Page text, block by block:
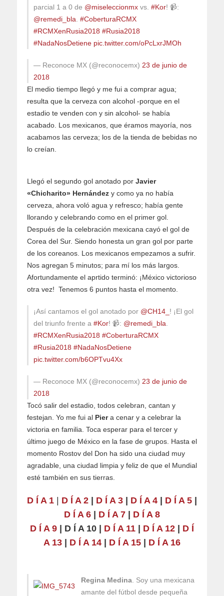
parcial 1 a 0 de @miseleccionmx vs. #Kor! 📹:
@remedi_bla #CoberturaRCMX
#RCMXenRusia2018 #Rusia2018
#NadaNosDetiene pic.twitter.com/oPcLxrJMOh
— Reconoce MX (@reconocemx) 23 de junio de
2018
El medio tiempo llegó y me fui a comprar agua;
resulta que la cerveza con alcohol -porque en el
estadio te venden con y sin alcohol- se había
acabado. Los mexicanos, que éramos mayoría, nos
acabamos las cerveza; los de la tienda de bebidas no
lo creían.
Llegó el segundo gol anotado por Javier
«Chicharito» Hernández y como ya no había
cerveza, ahora voló agua y refresco; había gente
llorando y celebrando como en el primer gol.
Después de la celebración mexicana cayó el gol de
Corea del Sur. Siendo honesta un gran gol por parte
de los coreanos. Los mexicanos empezamos a sufrir.
Nos agregan 5 minutos; para mí los más largos.
Afortundamente el aprtido terminó: ¡México victorioso
otra vez! Tenemos 6 puntos hasta el momento.
¡Así cantamos el gol anotado por @CH14_ ! ¡El gol
del triunfo frente a #Kor! 📹: @remedi_bla
#RCMXenRusia2018 #CoberturaRCMX
#Rusia2018 #NadaNosDetiene
pic.twitter.com/b6OPTvu4Xx
— Reconoce MX (@reconocemx) 23 de junio de
2018
Tocó salir del estadio, todos celebran, cantan y
festejan. Yo me fui al Piera cenar y a celebrar la
victoria en familia. Toca esperar para el tercer y
último juego de México en la fase de grupos. Hasta el
momento Rostov del Don ha sido una ciudad muy
agradable, una ciudad limpia y feliz de que el Mundial
esté también en sus tierras.
D Í A 1 D Í A 2 D Í A 3 D Í A 4 D Í A 5
D Í A 6
D Í A 7
D Í A 8
D Í A 9 | D Í A 10 | D Í A 11 D Í A 12
D Í
A 13
D Í A 14 D Í A 15 D Í A 16
Regina Medina . Soy una mexicana
amante del fútbol desde pequeña